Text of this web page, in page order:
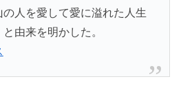
の人を愛して愛に溢れた人生
由来を明かした。